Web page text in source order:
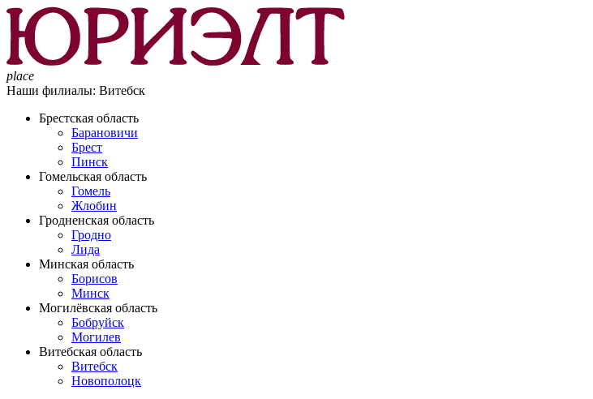
place
Наши филиалы: Витебск
Брестская область
Барановичи
Брест
Пинск
Гомельская область
Гомель
Жлобин
Гродненская область
Гродно
Лида
Минская область
Борисов
Минск
Могилёвская область
Бобруйск
Могилев
Витебская область
Витебск
Новополоцк